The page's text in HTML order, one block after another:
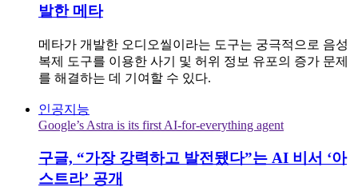
발한 메타
메타가 개발한 오디오씰이라는 도구는 궁극적으로 음성
복제 도구를 이용한 사기 및 허위 정보 유포의 증가 문제
를 해결하는 데 기여할 수 있다.
인공지능
Google’s Astra is its first AI-for-everything agent
구글, “가장 강력하고 발전됐다”는 AI 비서 ‘아
스트라’ 공개